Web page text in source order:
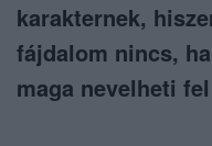
karakternek,
fájdalom nincs,
maga nevelheti